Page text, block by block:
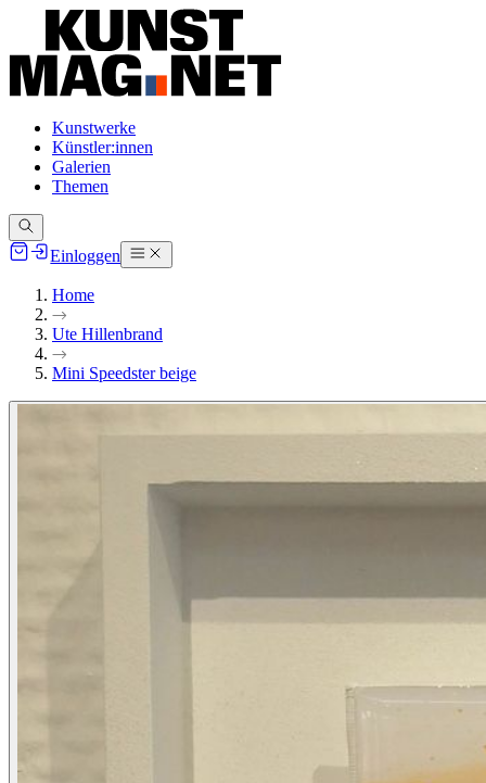
Kunstwerke
Künstler:innen
Galerien
Themen
Einloggen
Home
Ute Hillenbrand
Mini Speedster beige